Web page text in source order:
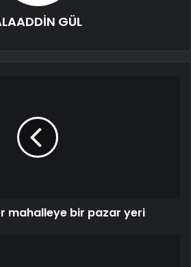
GÜL
mahalleye bir pazar yeri